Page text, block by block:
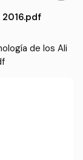
2016.pdf
de los Ali